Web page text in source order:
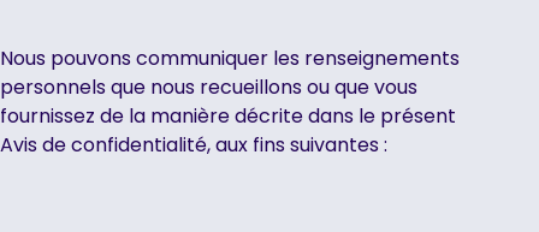
Nous pouvons communiquer les renseignements
personnels que nous recueillons ou que vous
fournissez de la manière décrite dans le présent
Avis de confidentialité, aux fins suivantes :